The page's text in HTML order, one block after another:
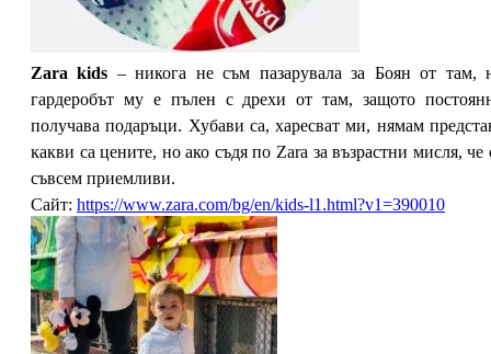
Zara kids – никога не съм пазарувала за Боян от там,
гардеробът му е пълен с дрехи от там, защото
получава подаръци. Хубави са, харесват ми, нямам
какви са цените, но ако съдя по Zara за възрастни мисля, че
съвсем приемливи.
Сайт: https://www.zara.com/bg/en/kids-l1.html?v1=390010